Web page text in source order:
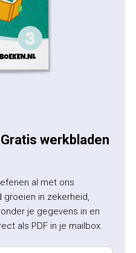
werkbladen
al met ons
groeien in zekerheid,
je gegevens in en
als PDF in je mailbox.